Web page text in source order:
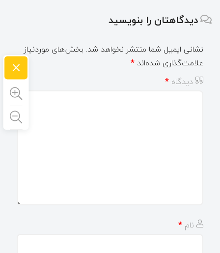
دیدگاهتان را بنویسید
نشانی ایمیل شما منتشر نخواهد شد. بخش‌های موردنیاز
علامت‌گذاری شده‌اند *
دیدگاه *
نام *
×